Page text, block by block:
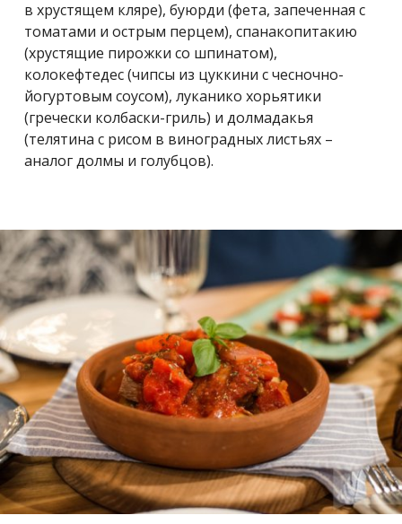
в хрустящем кляре), буюрди (фета, запеченная с
томатами и острым перцем), спанакопитакию
(хрустящие пирожки со шпинатом),
колокефтедес (чипсы из цуккини с чесночно-
йогуртовым соусом), луканико хорьятики
(гречески колбаски-гриль) и долмадакья
(телятина с рисом в виноградных листьях –
аналог долмы и голубцов).